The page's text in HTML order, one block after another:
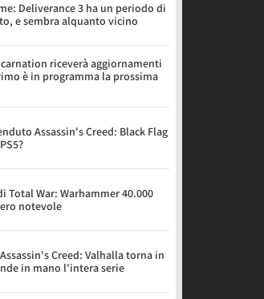
Deliverance 3 ha un periodo di
e sembra alquanto vicino
riceverà aggiornamenti
è in programma la prossima
Assassin's Creed: Black Flag
Total War: Warhammer 40.000
notevole
Creed: Valhalla torna in
in mano l'intera serie